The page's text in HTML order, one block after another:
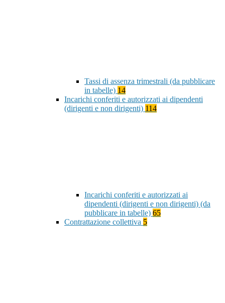
Tassi di assenza trimestrali (da pubblicare
in tabelle) 14
Incarichi conferiti e autorizzati ai dipendenti
(dirigenti e non dirigenti) 114
Incarichi conferiti e autorizzati ai
dipendenti (dirigenti e non dirigenti) (da
pubblicare in tabelle) 65
Contrattazione collettiva 5